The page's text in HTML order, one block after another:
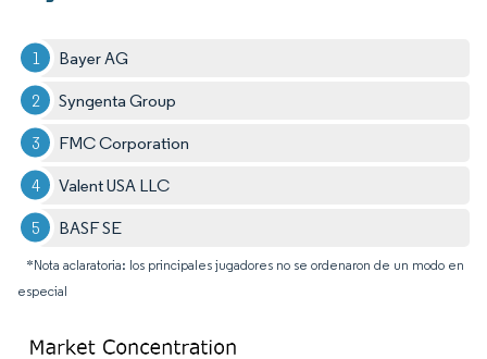
Bayer AG
Syngenta Group
FMC Corporation
Valent USA LLC
BASF SE
*Nota aclaratoria: los principales jugadores no se ordenaron de un modo en
especial